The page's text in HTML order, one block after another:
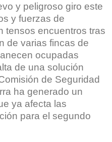
y peligroso giro este
y fuerzas de
tensos encuentros tras
de varias fincas de
ocupadas
de una solución
de Seguridad
ha generado un
ya afecta las
para el segundo